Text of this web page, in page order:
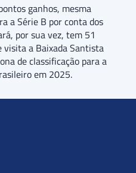
ganhos, mesma
a Série B por conta dos
por sua vez, tem 51
visita a Baixada Santista
de classificação para a
em 2025.